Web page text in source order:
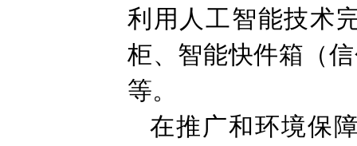
利用人工智能技术
柜、智能快件箱（
等。
在推广和环境保